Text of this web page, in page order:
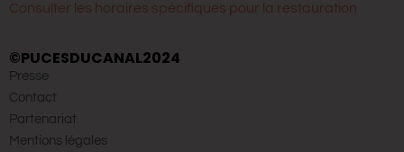
Consulter les horaires spécifiques pour la restauration
©PUCESDUCANAL2024
Presse
Contact
Partenariat
Mentions légales